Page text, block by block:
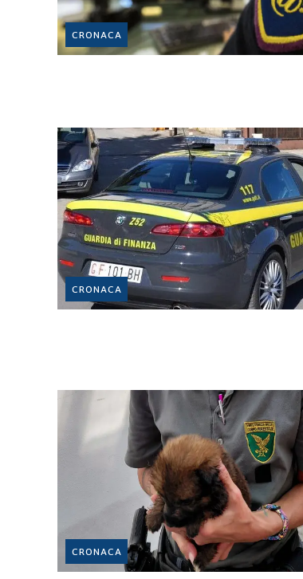
CRONACA
CRONACA
CRONACA